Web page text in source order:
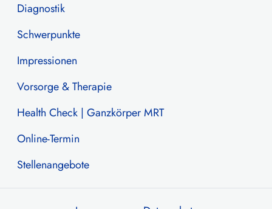
Diagnostik
Schwerpunkte
Impressionen
Vorsorge & Therapie
Health Check | Ganzkörper MRT
Online-Termin
Stellenangebote